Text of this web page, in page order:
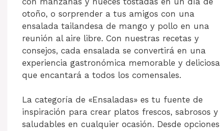
otoño, o sorprender a tus amigos con una
ensalada tailandesa de mango y pollo en una
reunión al aire libre. Con nuestras recetas y
consejos, cada ensalada se convertirá en una
experiencia gastronómica memorable y deliciosa
que encantará a todos los comensales.
La categoría de «Ensaladas» es tu fuente de
inspiración para crear platos frescos, sabrosos y
saludables en cualquier ocasión. Desde opciones